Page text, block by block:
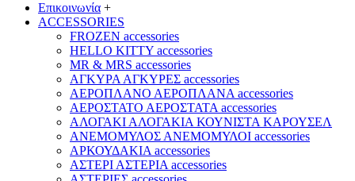
Επικοινωνία +
ACCESSORIES
FROZEN accessories
HELLO KITTY accessories
MR & MRS accessories
ΑΓΚΥΡΑ ΑΓΚΥΡΕΣ accessories
ΑΕΡΟΠΛΑΝΟ ΑΕΡΟΠΛΑΝΑ accessories
ΑΕΡΟΣΤΑΤΟ ΑΕΡΟΣΤΑΤΑ accessories
ΑΛΟΓΑΚΙ ΑΛΟΓΑΚΙΑ ΚΟΥΝΙΣΤΑ ΚΑΡΟΥΣΕΛ
ΑΝΕΜΟΜΥΛΟΣ ΑΝΕΜΟΜΥΛΟΙ accessories
ΑΡΚΟΥΔΑΚΙΑ accessories
ΑΣΤΕΡΙ ΑΣΤΕΡΙΑ accessories